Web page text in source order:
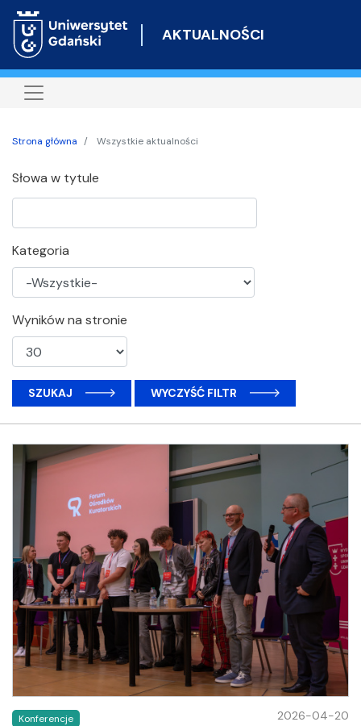
do
AKTUALNOŚCI
Strona główna Wszystkie aktualności
Słowa w tytule
Kategoria
Wyników na stronie
SZUKAJ WYCZYŚĆ FILTR
Konferencje 2026-04-20